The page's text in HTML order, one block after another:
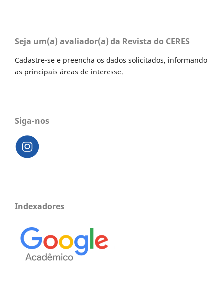
Seja um(a) avaliador(a) da Revista do CERES
Cadastre-se e preencha os dados solicitados, informando
as principais áreas de interesse.
Siga-nos
Indexadores